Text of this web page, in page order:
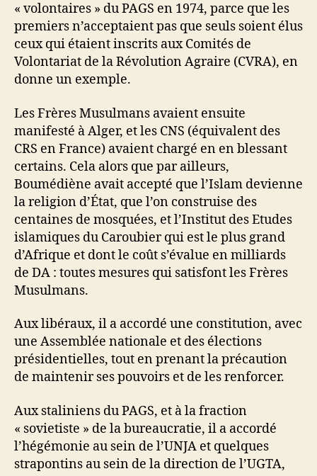
« volontaires » du PAGS en 1974, parce que les
premiers n’acceptaient pas que seuls soient élus
ceux qui étaient inscrits aux Comités de
Volontariat de la Révolution Agraire (CVRA), en
donne un exemple.
Les Frères Musulmans avaient ensuite
manifesté à Alger, et les CNS (équivalent des
CRS en France) avaient chargé en en blessant
certains. Cela alors que par ailleurs,
Boumédiène avait accepté que l’Islam devienne
la religion d’État, que l’on construise des
centaines de mosquées, et l’Institut des Etudes
islamiques du Caroubier qui est le plus grand
d’Afrique et dont le coût s’évalue en milliards
de DA : toutes mesures qui satisfont les Frères
Musulmans.
Aux libéraux, il a accordé une constitution, avec
une Assemblée nationale et des élections
présidentielles, tout en prenant la précaution
de maintenir ses pouvoirs et de les renforcer.
Aux staliniens du PAGS, et à la fraction
« sovietiste » de la bureaucratie, il a accordé
l’hégémonie au sein de l’UNJA et quelques
strapontins au sein de la direction de l’UGTA,